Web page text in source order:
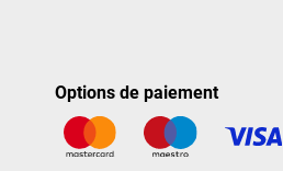
Options de paiement